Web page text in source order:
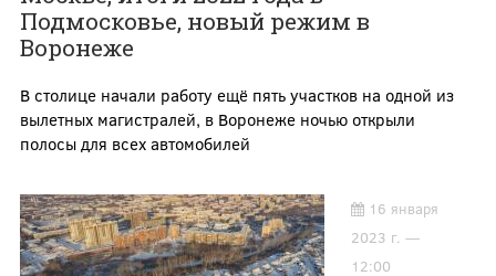
Подмосковье, новый режим в
Воронеже
В столице начали работу ещё пять участков на одной из
вылетных магистралей, в Воронеже ночью открыли
полосы для всех автомобилей
16 января
2023 г. —
12:00